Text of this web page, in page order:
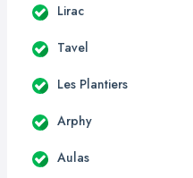
Lirac
Tavel
Les Plantiers
Arphy
Aulas